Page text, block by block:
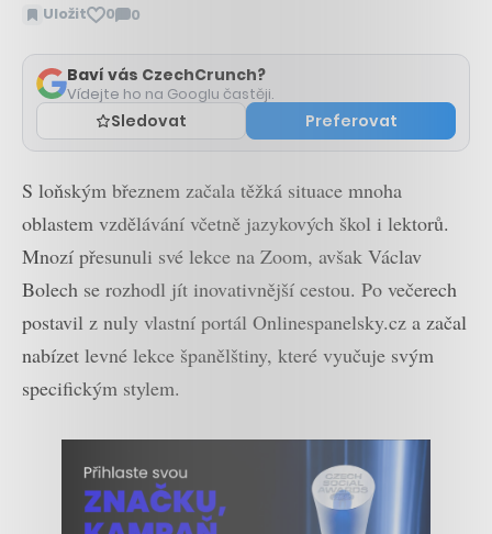
Uložit 0 0
Zobrazit
Baví vás CzechCrunch?
Vídejte ho na Googlu častěji.
Sledovat Preferovat
S loňským březnem začala těžká situace mnoha
oblastem vzdělávání včetně jazykových škol i lektorů.
Mnozí přesunuli své lekce na Zoom, avšak Václav
Bolech se rozhodl jít inovativnější cestou. Po večerech
postavil z nuly vlastní portál Onlinespanelsky.cz a začal
nabízet levné lekce španělštiny, které vyučuje svým
specifickým stylem.